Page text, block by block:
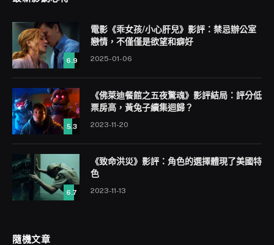
6.9
電影《乖女孩/小心肝兒》影評：禁忌辦公室
戀情，不僅僅是欲望和癖好
2025-01-06
5.3
《佛萊迪餐館之五夜驚魂》影評結局：評分低
票房高，黃兔子續集迴歸？
2023-11-20
6.7
《致命洪災》影評：角色的選擇體現了美國特
色
2023-11-13
隨機文章